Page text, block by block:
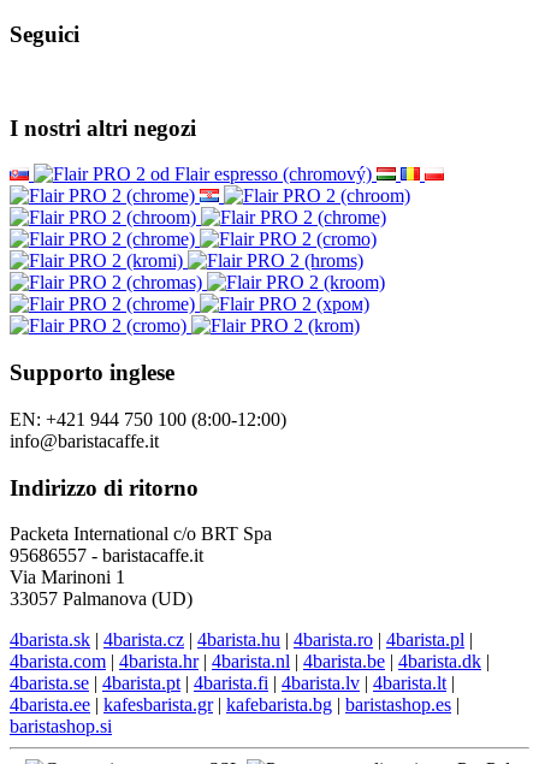
Seguici
I nostri altri negozi
Supporto inglese
EN: +421 944 750 100 (8:00-12:00)
info@baristacaffe.it
Indirizzo di ritorno
Packeta International c/o BRT Spa
95686557 - baristacaffe.it
Via Marinoni 1
33057 Palmanova (UD)
4barista.sk | 4barista.cz | 4barista.hu | 4barista.ro | 4barista.pl |
4barista.com | 4barista.hr| 4barista.nl | 4barista.be | 4barista.dk |
4barista.se | 4barista.pt | 4barista.fi | 4barista.lv | 4barista.lt |
4barista.ee | kafesbarista.gr| kafebarista.bg | baristashop.es |
baristashop.si